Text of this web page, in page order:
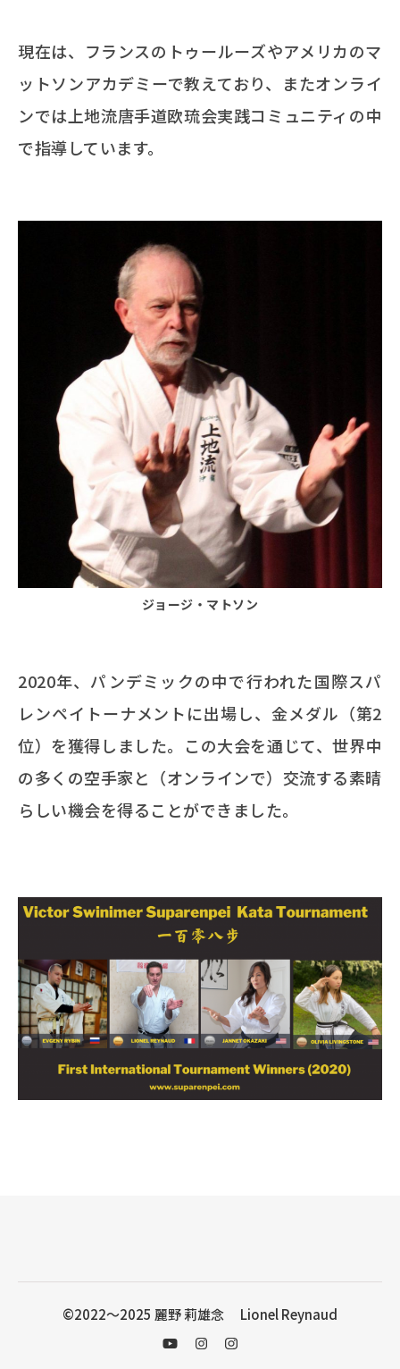
現在は、フランスのトゥールーズやアメリカのマ
ットソンアカデミーで教えており、またオンライ
ンでは上地流唐手道欧琉会実践コミュニティの中
で指導しています。
ジョージ・マトソン
2020年、パンデミックの中で行われた国際スパ
レンペイトーナメントに出場し、金メダル（第2
位）を獲得しました。この大会を通じて、世界中
の多くの空手家と（オンラインで）交流する素晴
らしい機会を得ることができました。
©2022〜2025 麗野 莉雄念 Lionel Reynaud